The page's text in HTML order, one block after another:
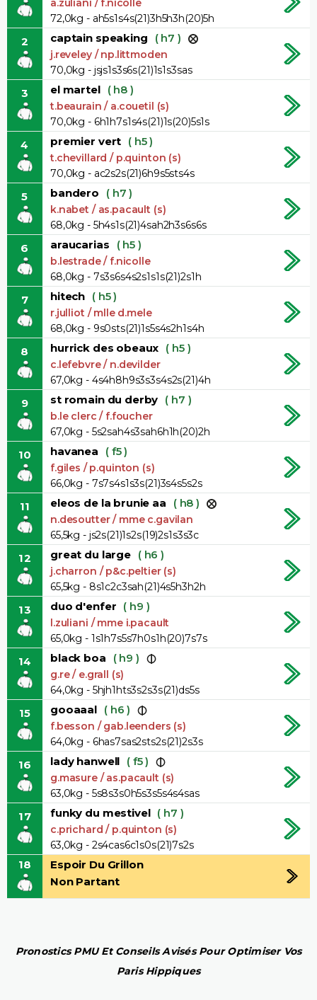
a.zuliani / f.nicolle
72,0kg - ah5s1s4s(21)3h5h3h(20)5h
2 captain speaking ( h7 )
j.reveley / np.littmoden
70,0kg - jsjs1s3s6s(21)1s1s3sas
3 el martel ( h8 )
t.beaurain / a.couetil (s)
70,0kg - 6h1h7s1s4s(21)1s(20)5s1s
4 premier vert ( h5 )
t.chevillard / p.quinton (s)
70,0kg - ac2s2s(21)6h9s5sts4s
5 bandero ( h7 )
k.nabet / as.pacault (s)
68,0kg - 5h4s1s(21)4sah2h3s6s6s
6 araucarias ( h5 )
b.lestrade / f.nicolle
68,0kg - 7s3s6s4s2s1s1s(21)2s1h
7 hitech ( h5 )
r.julliot / mlle d.mele
68,0kg - 9s0sts(21)1s5s4s2h1s4h
8 hurrick des obeaux ( h5 )
c.lefebvre / n.devilder
67,0kg - 4s4h8h9s3s3s4s2s(21)4h
9 st romain du derby ( h7 )
b.le clerc / f.foucher
67,0kg - 5s2sah4s3sah6h1h(20)2h
10 havanea ( f5 )
f.giles / p.quinton (s)
66,0kg - 7s7s4s1s3s(21)3s4s5s2s
11 eleos de la brunie aa ( h8 )
n.desoutter / mme c.gavilan
65,5kg - js2s(21)1s2s(19)2s1s3s3c
12 great du large ( h6 )
j.charron / p&c.peltier (s)
65,5kg - 8s1c2c3sah(21)4s5h3h2h
13 duo d'enfer ( h9 )
l.zuliani / mme i.pacault
65,0kg - 1s1h7s5s7h0s1h(20)7s7s
14 black boa ( h9 )
g.re / e.grall (s)
64,0kg - 5hjh1hts3s2s3s(21)ds5s
15 gooaaal ( h6 )
f.besson / gab.leenders (s)
64,0kg - 6has7sas2sts2s(21)2s3s
16 lady hanwell ( f5 )
g.masure / as.pacault (s)
63,0kg - 5s8s3s0h5s3s5s4s4sas
17 funky du mestivel ( h7 )
c.prichard / p.quinton (s)
63,0kg - 2s4cas6c1s0s(21)7s2s
18
Espoir Du Grillon
Non Partant
Pronostics PMU Et Conseils Avisés Pour Optimiser Vos
Paris Hippiques